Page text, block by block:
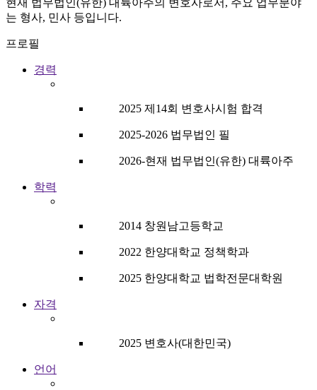
현재 법무법인(유한) 대륙아주의 변호사로서, 주요 업무분야
는 형사, 민사 등입니다.
프로필
경력
2025 제14회 변호사시험 합격
2025-2026 법무법인 필
2026-현재 법무법인(유한) 대륙아주
학력
2014 창원남고등학교
2022 한양대학교 정책학과
2025 한양대학교 법학전문대학원
자격
2025 변호사(대한민국)
언어